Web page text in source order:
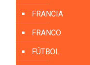
FRANCIA
FRANCO
FÚTBOL